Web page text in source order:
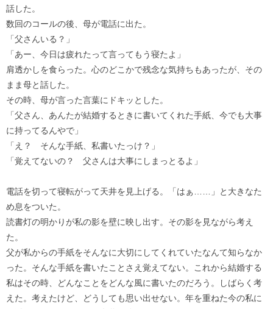
話した。
数回のコールの後、母が電話に出た。
「父さんいる？」
「あー、今日は疲れたって言ってもう寝たよ」
肩透かしを食らった。心のどこかで残念な気持ちもあったが、その
まま母と話した。
その時、母が言った言葉にドキッとした。
「父さん、あんたが結婚するときに書いてくれた手紙、今でも大事
に持ってるんやで」
「え？ そんな手紙、私書いたっけ？」
「覚えてないの？ 父さんは大事にしまっとるよ」
電話を切って寝転がって天井を見上げる。「はぁ……」と大きなた
め息をついた。
読書灯の明かりが私の影を壁に映し出す。その影を見ながら考え
た。
父が私からの手紙をそんなに大切にしてくれていたなんて知らなか
った。そんな手紙を書いたことさえ覚えてない。これから結婚する
私はその時、どんなことをどんな風に書いたのだろう。しばらく考
えた。考えたけど、どうしても思い出せない。年を重ねた今の私に